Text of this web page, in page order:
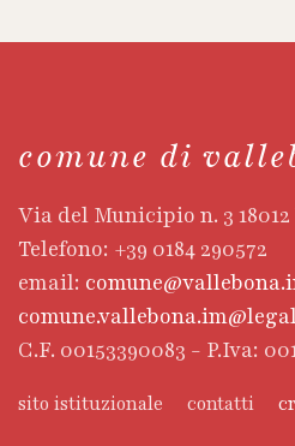
comune di
Via del Municipio n. 3
Telefono: +39 0184 290572
email:
C.F. 00153390083 - P.Iva:
sito istituzionale contatti